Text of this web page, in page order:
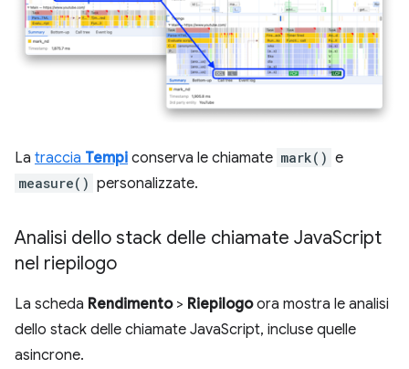
La traccia Tempi conserva le chiamate mark() e
measure() personalizzate.
Analisi dello stack delle chiamate JavaScript
nel riepilogo
La scheda Rendimento> Riepilogoora mostra le analisi
dello stack delle chiamate JavaScript, incluse quelle
asincrone.